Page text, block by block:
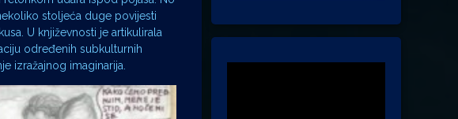
stoljeća duge povijesti
U književnosti je artikulirala
određenih subkulturnih
izražajnog imaginarija.